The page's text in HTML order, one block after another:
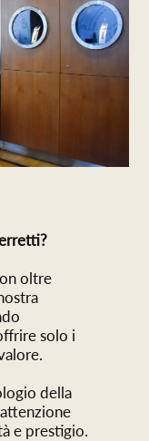
oltre
solo i
della
e prestigio.